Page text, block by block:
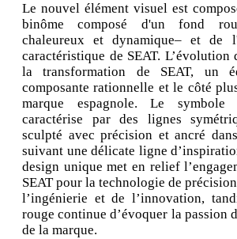
Le nouvel élément visuel est
binôme composé d'un fond
chaleureux et dynamique– et de
caractéristique de SEAT.
la transformation de SEAT, un
composante rationnelle et le côté
marque espagnole. Le
caractérise par des lignes
sculpté avec précision et ancré
suivant une délicate ligne
design unique met en relief
SEAT pour la technologie de
l’ingénierie et de l’innovation,
rouge continue d’évoquer la passion
de la marque.